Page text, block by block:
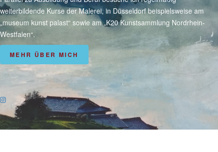
weiterbildende Kurse der Malerei, in Düsseldorf beispielsweise am
„museum kunst palast“ sowie am „K20 Kunstsammlung Nordrhein-
Westfalen“.
MEHR ÜBER MICH